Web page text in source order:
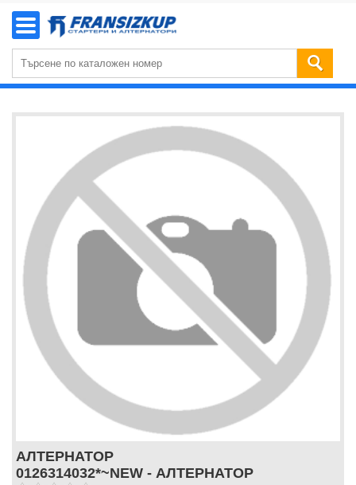
АЛТЕРНАТОР
0126314032*~NEW - АЛТЕРНАТОР